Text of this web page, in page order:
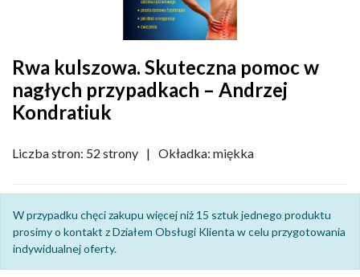
Rwa kulszowa. Skuteczna pomoc w
nagłych przypadkach – Andrzej
Kondratiuk
Liczba stron: 52 strony | Okładka: miękka
W przypadku chęci zakupu więcej niż 15 sztuk jednego produktu
prosimy o kontakt z Działem Obsługi Klienta w celu przygotowania
indywidualnej oferty.